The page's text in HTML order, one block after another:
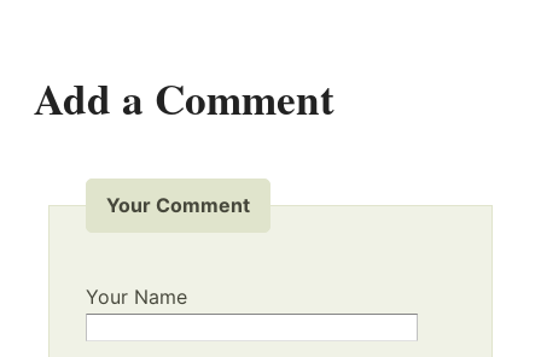
Add a Comment
Your Comment
Your Name